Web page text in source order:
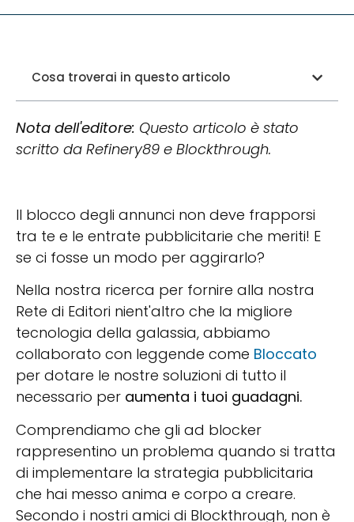
Cosa troverai in questo articolo
Nota dell'editore: Questo articolo è stato
scritto da Refinery89 e Blockthrough.
Il blocco degli annunci non deve frapporsi
tra te e le entrate pubblicitarie che meriti! E
se ci fosse un modo per aggirarlo?
Nella nostra ricerca per fornire alla nostra
Rete di Editori nient'altro che la migliore
tecnologia della galassia, abbiamo
collaborato con leggende come Bloccato
per dotare le nostre soluzioni di tutto il
necessario per aumenta i tuoi guadagni.
Comprendiamo che gli ad blocker
rappresentino un problema quando si tratta
di implementare la strategia pubblicitaria
che hai messo anima e corpo a creare.
Secondo i nostri amici di Blockthrough, non è